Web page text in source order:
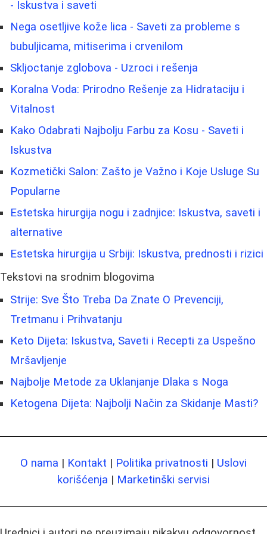
- Iskustva i saveti
Nega osetljive kože lica - Saveti za probleme s
bubuljicama, mitiserima i crvenilom
Skljoctanje zglobova - Uzroci i rešenja
Koralna Voda: Prirodno Rešenje za Hidrataciju i
Vitalnost
Kako Odabrati Najbolju Farbu za Kosu - Saveti i
Iskustva
Kozmetički Salon: Zašto je Važno i Koje Usluge Su
Popularne
Estetska hirurgija nogu i zadnjice: Iskustva, saveti i
alternative
Estetska hirurgija u Srbiji: Iskustva, prednosti i rizici
Tekstovi na srodnim blogovima
Strije: Sve Što Treba Da Znate O Prevenciji,
Tretmanu i Prihvatanju
Keto Dijeta: Iskustva, Saveti i Recepti za Uspešno
Mršavljenje
Najbolje Metode za Uklanjanje Dlaka s Noga
Ketogena Dijeta: Najbolji Način za Skidanje Masti?
O nama | Kontakt | Politika privatnosti | Uslovi
korišćenja | Marketinški servisi